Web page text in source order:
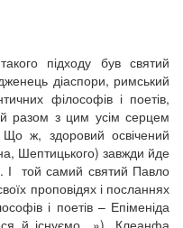
підходу був святий
діаспори, римський
філософів і поетів,
разом з цим усім серцем
ж, здоровий освічений
Шептицького) завжди йде
І той самий святий Павло
проповідях і посланнях
і поетів – Епіменіда
й існуємо…»), Клеанфа